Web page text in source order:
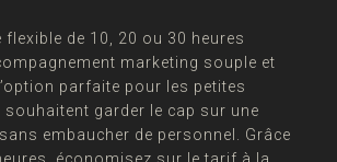
flexible de 10, 20 ou 30 heures
marketing souple et
parfaite pour les petites
souhaitent garder le cap sur une
embaucher de personnel. Grâce
économisez sur le tarif à la